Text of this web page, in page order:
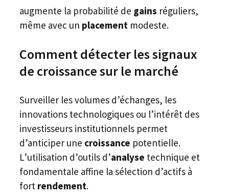
augmente la probabilité de gains réguliers,
même avec un placement modeste.
Comment détecter les signaux
de croissance sur le marché
Surveiller les volumes d’échanges, les
innovations technologiques ou l’intérêt des
investisseurs institutionnels permet
d’anticiper une croissance potentielle.
L’utilisation d’outils d’analyse technique et
fondamentale affine la sélection d’actifs à
fort rendement.